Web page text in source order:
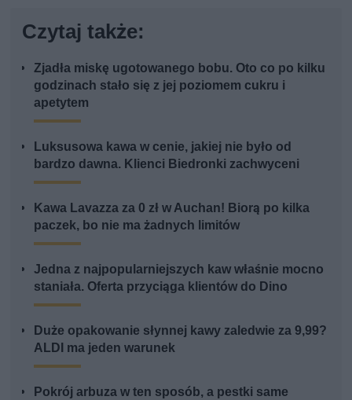
Czytaj także:
Zjadła miskę ugotowanego bobu. Oto co po kilku
godzinach stało się z jej poziomem cukru i
apetytem
Luksusowa kawa w cenie, jakiej nie było od
bardzo dawna. Klienci Biedronki zachwyceni
Kawa Lavazza za 0 zł w Auchan! Biorą po kilka
paczek, bo nie ma żadnych limitów
Jedna z najpopularniejszych kaw właśnie mocno
staniała. Oferta przyciąga klientów do Dino
Duże opakowanie słynnej kawy zaledwie za 9,99?
ALDI ma jeden warunek
Pokrój arbuza w ten sposób, a pestki same